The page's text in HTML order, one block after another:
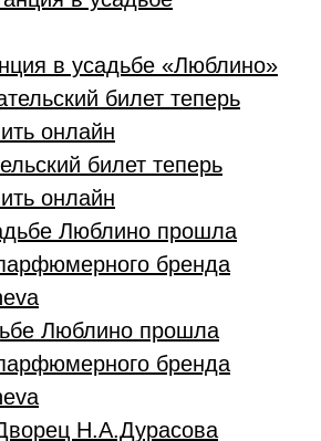
в усадьбе «Люблино»
билет теперь
онлайн
Люблино прошла
бренда